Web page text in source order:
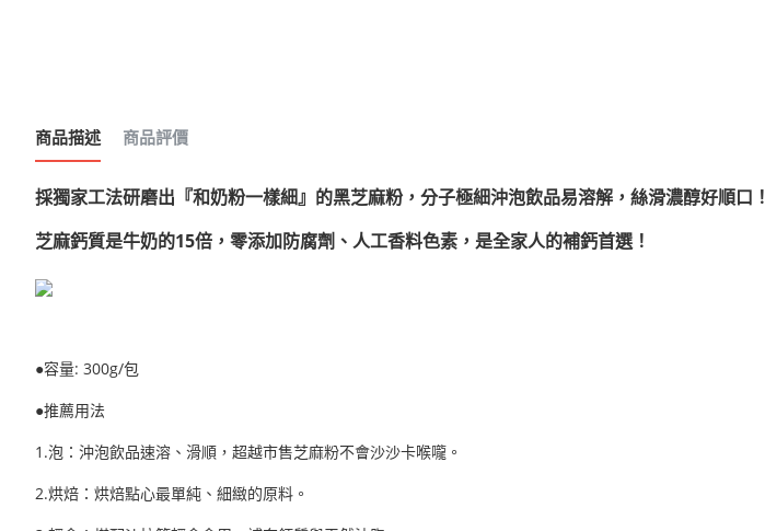
商品描述 商品評價
採獨家工法研磨出『和奶粉一樣細』的黑芝麻粉，分子極細沖泡飲品易溶解，絲滑濃醇好順口！
芝麻鈣質是牛奶的15倍，零添加防腐劑、人工香料色素，是全家人的補鈣首選！
●容量: 300g/包
●推薦用法
1.泡：沖泡飲品速溶、滑順，超越市售芝麻粉不會沙沙卡喉嚨。
2.烘焙：烘焙點心最單純、細緻的原料。